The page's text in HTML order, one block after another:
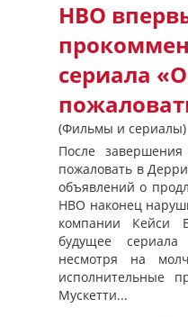
HBO
сериала
(Фильмы и сериалы)
После
пожаловать в
объявлений о
HBO наконец
компании Кейси
будущее
несмотря на
исполнительные
Мускетти...